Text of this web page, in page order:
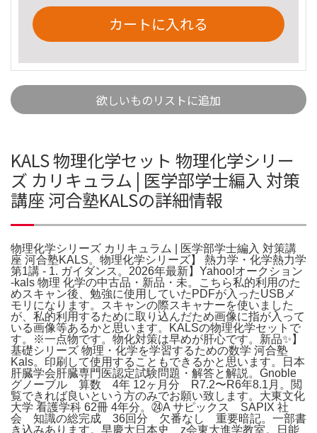
カートに入れる
欲しいものリストに追加
KALS 物理化学セット 物理化学シリー
ズ カリキュラム | 医学部学士編入 対策
講座 河合塾KALSの詳細情報
物理化学シリーズ カリキュラム | 医学部学士編入 対策講
座 河合塾KALS。物理化学シリーズ】 熱力学・化学熱力学
第1講 - 1. ガイダンス。2026年最新】Yahoo!オークション
-kals 物理 化学の中古品・新品・未。こちら私的利用のた
めスキャン後、勉強に使用していたPDFが入ったUSBメ
モリになります。スキャンの際スキャナーを使いました
が、私的利用するために取り込んだため画像に指が入って
いる画像等あるかと思います。KALSの物理化学セットで
す。※一点物です。物化対策は早めが肝心です。新品✨】
基礎シリーズ 物理・化学を学習するための数学 河合塾
Kals。印刷して使用することもできるかと思います。日本
肝臓学会肝臓専門医認定試験問題・解答と解説。Gnoble
グノーブル 算数 4年 12ヶ月分 R7.2〜R6年8.1月。閲
覧できれば良いという方のみでお願い致します。大東文化
大学 看護学科 62冊 4年分。㉔A サピックス SAPIX 社
会 知識の総完成 36回分 欠番なし 重要暗記。一部書
き込みあります。早慶大日本史 z会東大進学教室。日能